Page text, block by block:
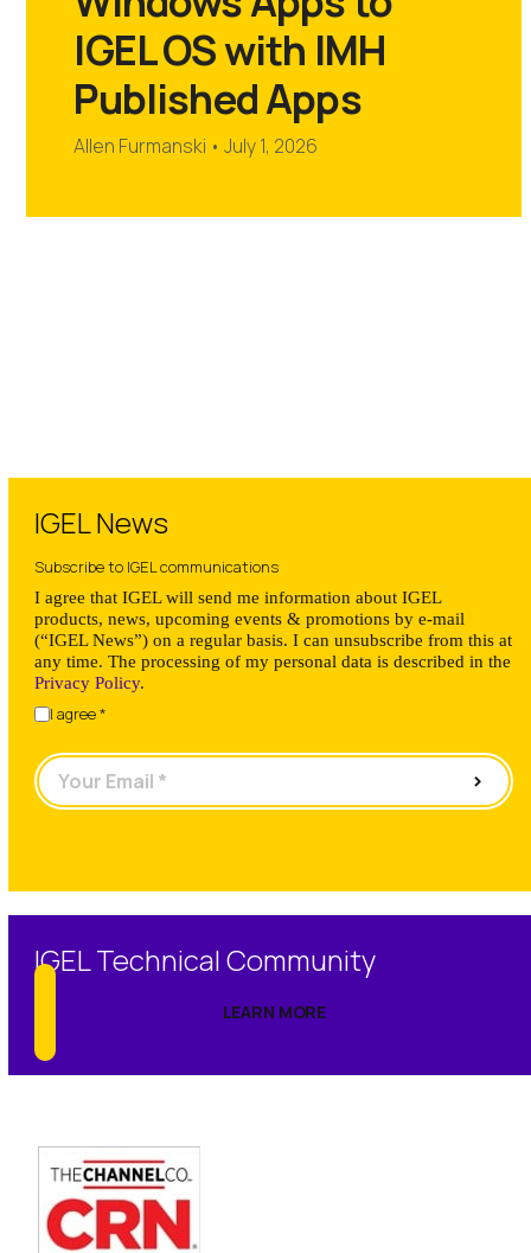
access
carousel
navigation
buttons
IGEL OS with IMH
Published Apps
Allen Furmanski •July 1, 2026
first
slide
IGEL News
Subscribe to IGEL communications
I agree that IGEL will send me information about IGEL
products, news, upcoming events & promotions by e-mail
(“IGEL News”) on a regular basis. I can unsubscribe from this at
any time. The processing of my personal data is described in the
Privacy Policy.
I agree *
>
IGEL Technical Community
LEARN MORE